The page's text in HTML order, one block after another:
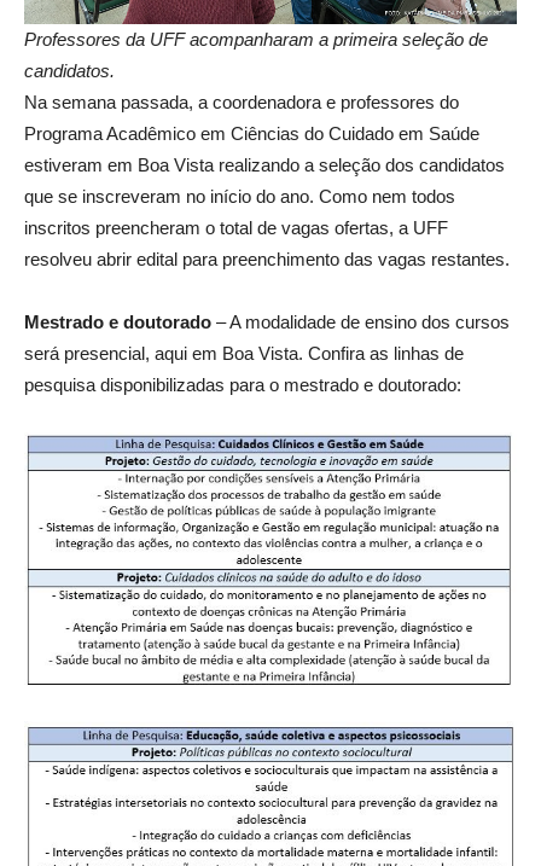
Professores da UFF acompanharam a primeira seleção de
candidatos.
Na semana passada, a coordenadora e professores do
Programa Acadêmico em Ciências do Cuidado em Saúde
estiveram em Boa Vista realizando a seleção dos candidatos
que se inscreveram no início do ano. Como nem todos
inscritos preencheram o total de vagas ofertas, a UFF
resolveu abrir edital para preenchimento das vagas restantes.
Mestrado e doutorado – A modalidade de ensino dos cursos
será presencial, aqui em Boa Vista. Confira as linhas de
pesquisa disponibilizadas para o mestrado e doutorado: